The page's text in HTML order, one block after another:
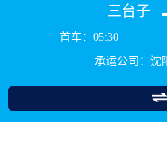
三台子
首车：05:30
承运公司：沈